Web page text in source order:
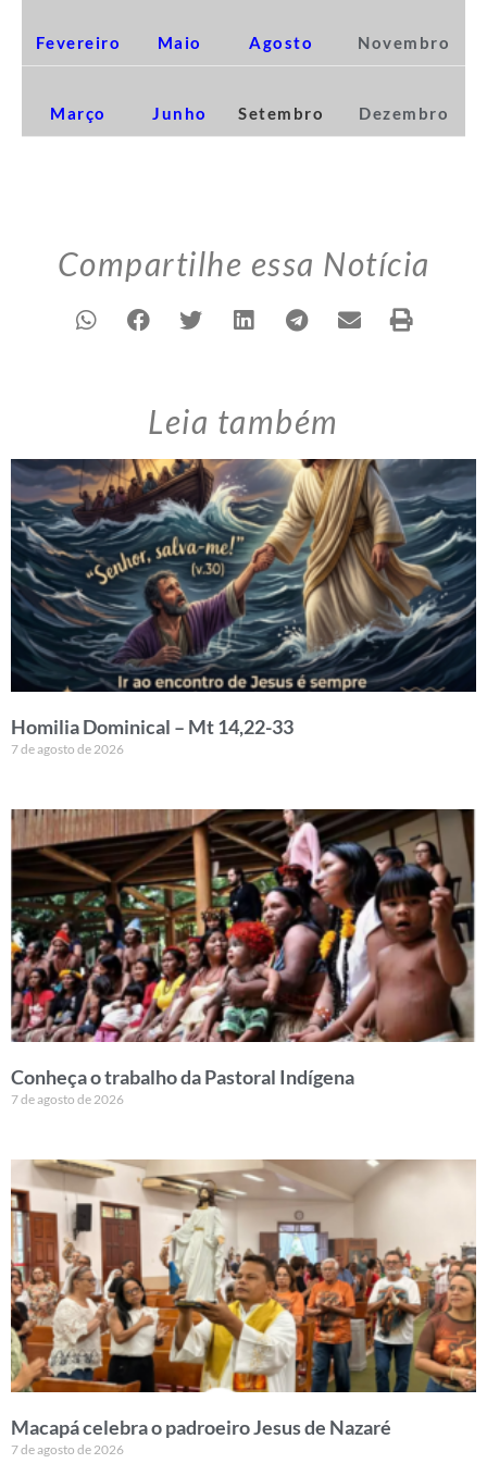
Fevereiro Maio Agosto Novembro
Março Junho Setembro Dezembro
Compartilhe essa Notícia
Leia também
Homilia Dominical – Mt 14,22-33
7 de agosto de 2026
Conheça o trabalho da Pastoral Indígena
7 de agosto de 2026
Macapá celebra o padroeiro Jesus de Nazaré
7 de agosto de 2026